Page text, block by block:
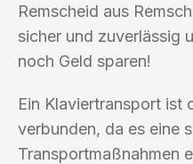
Remscheid aus
sicher und zuverlässig
noch Geld sparen!
Ein Klaviertransport ist
verbunden, da es eine
Transportmaßnahmen